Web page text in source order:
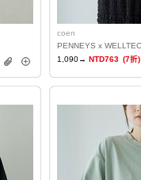
coen
1,090→ NTD763 (7折)